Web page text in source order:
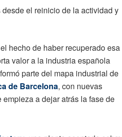
el reinicio de la actividad y
hecho de haber recuperado esa
valor a la industria española
parte del mapa industrial de
de Barcelona, con nuevas
a dejar atrás la fase de